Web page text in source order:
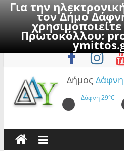
Για την
τον Δήμο
Πρωτοκόλλου:
to
Δευτέρα, 10
Δήμος
Δάφνη29°C